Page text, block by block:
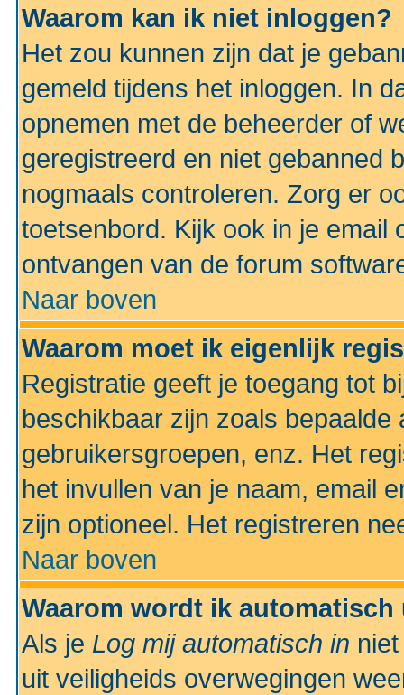
Waarom kan ik niet inloggen?
Het zou kunnen zijn dat je
gemeld tijdens het inloggen. In
opnemen met de beheerder of
geregistreerd en niet gebanned
nogmaals controleren. Zorg er
toetsenbord. Kijk ook in je email
ontvangen van de forum
Naar boven
Waarom moet ik eigenlijk
Registratie geeft je toegang tot
beschikbaar zijn zoals
gebruikersgroepen, enz. Het
het invullen van je naam, email
zijn optioneel. Het registreren
Naar boven
Waarom wordt ik
Als je Log mij automatisch in
uit veiligheids overwegingen